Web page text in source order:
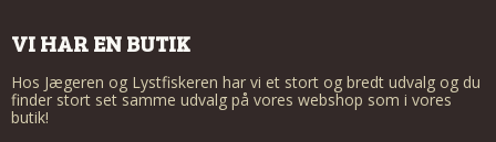
VI HAR EN BUTIK
Hos Jægeren og Lystfiskeren har vi et stort og bredt udvalg og du
finder stort set samme udvalg på vores webshop som i vores
butik!